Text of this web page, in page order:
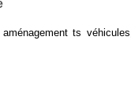
ts